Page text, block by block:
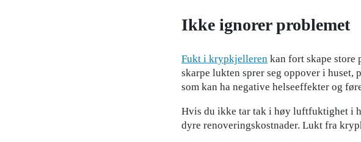
Ikke ignorer problemet
Fukt i krypkjelleren kan fort skape store
skarpe lukten sprer seg oppover i
som kan ha negative helseeffekter og
Hvis du ikke tar tak i høy luftfuktighet i
dyre renoveringskostnader. Lukt fra